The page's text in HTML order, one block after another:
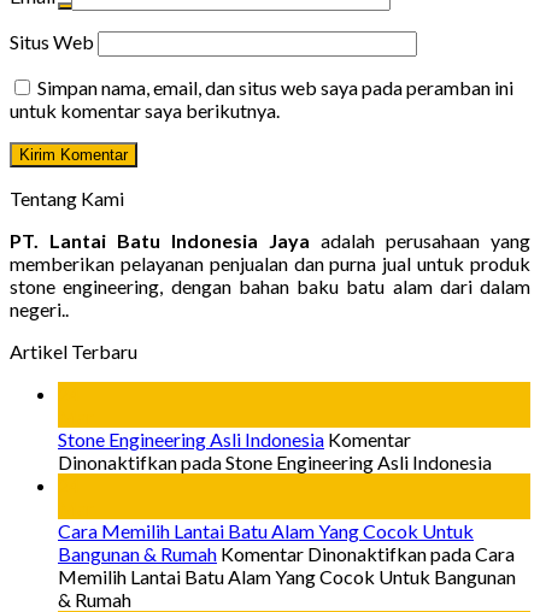
Situs Web
Simpan nama, email, dan situs web saya pada peramban ini
untuk komentar saya berikutnya.
Tentang Kami
PT. Lantai Batu Indonesia Jaya adalah perusahaan yang
memberikan pelayanan penjualan dan purna jual untuk produk
stone engineering, dengan bahan baku batu alam dari dalam
negeri..
Artikel Terbaru
Stone Engineering Asli Indonesia Komentar
Dinonaktifkanpada Stone Engineering Asli Indonesia
Cara Memilih Lantai Batu Alam Yang Cocok Untuk
Bangunan & Rumah Komentar Dinonaktifkanpada Cara
Memilih Lantai Batu Alam Yang Cocok Untuk Bangunan
& Rumah